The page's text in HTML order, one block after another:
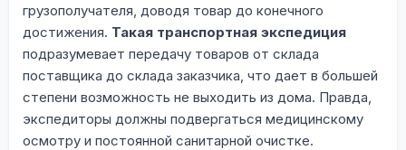
грузополучателя, доводя товар до конечного
достижения. Такая транспортная экспедиция
подразумевает передачу товаров от склада
поставщика до склада заказчика, что дает в большей
степени возможность не выходить из дома. Правда,
экспедиторы должны подвергаться медицинскому
осмотру и постоянной санитарной очистке.